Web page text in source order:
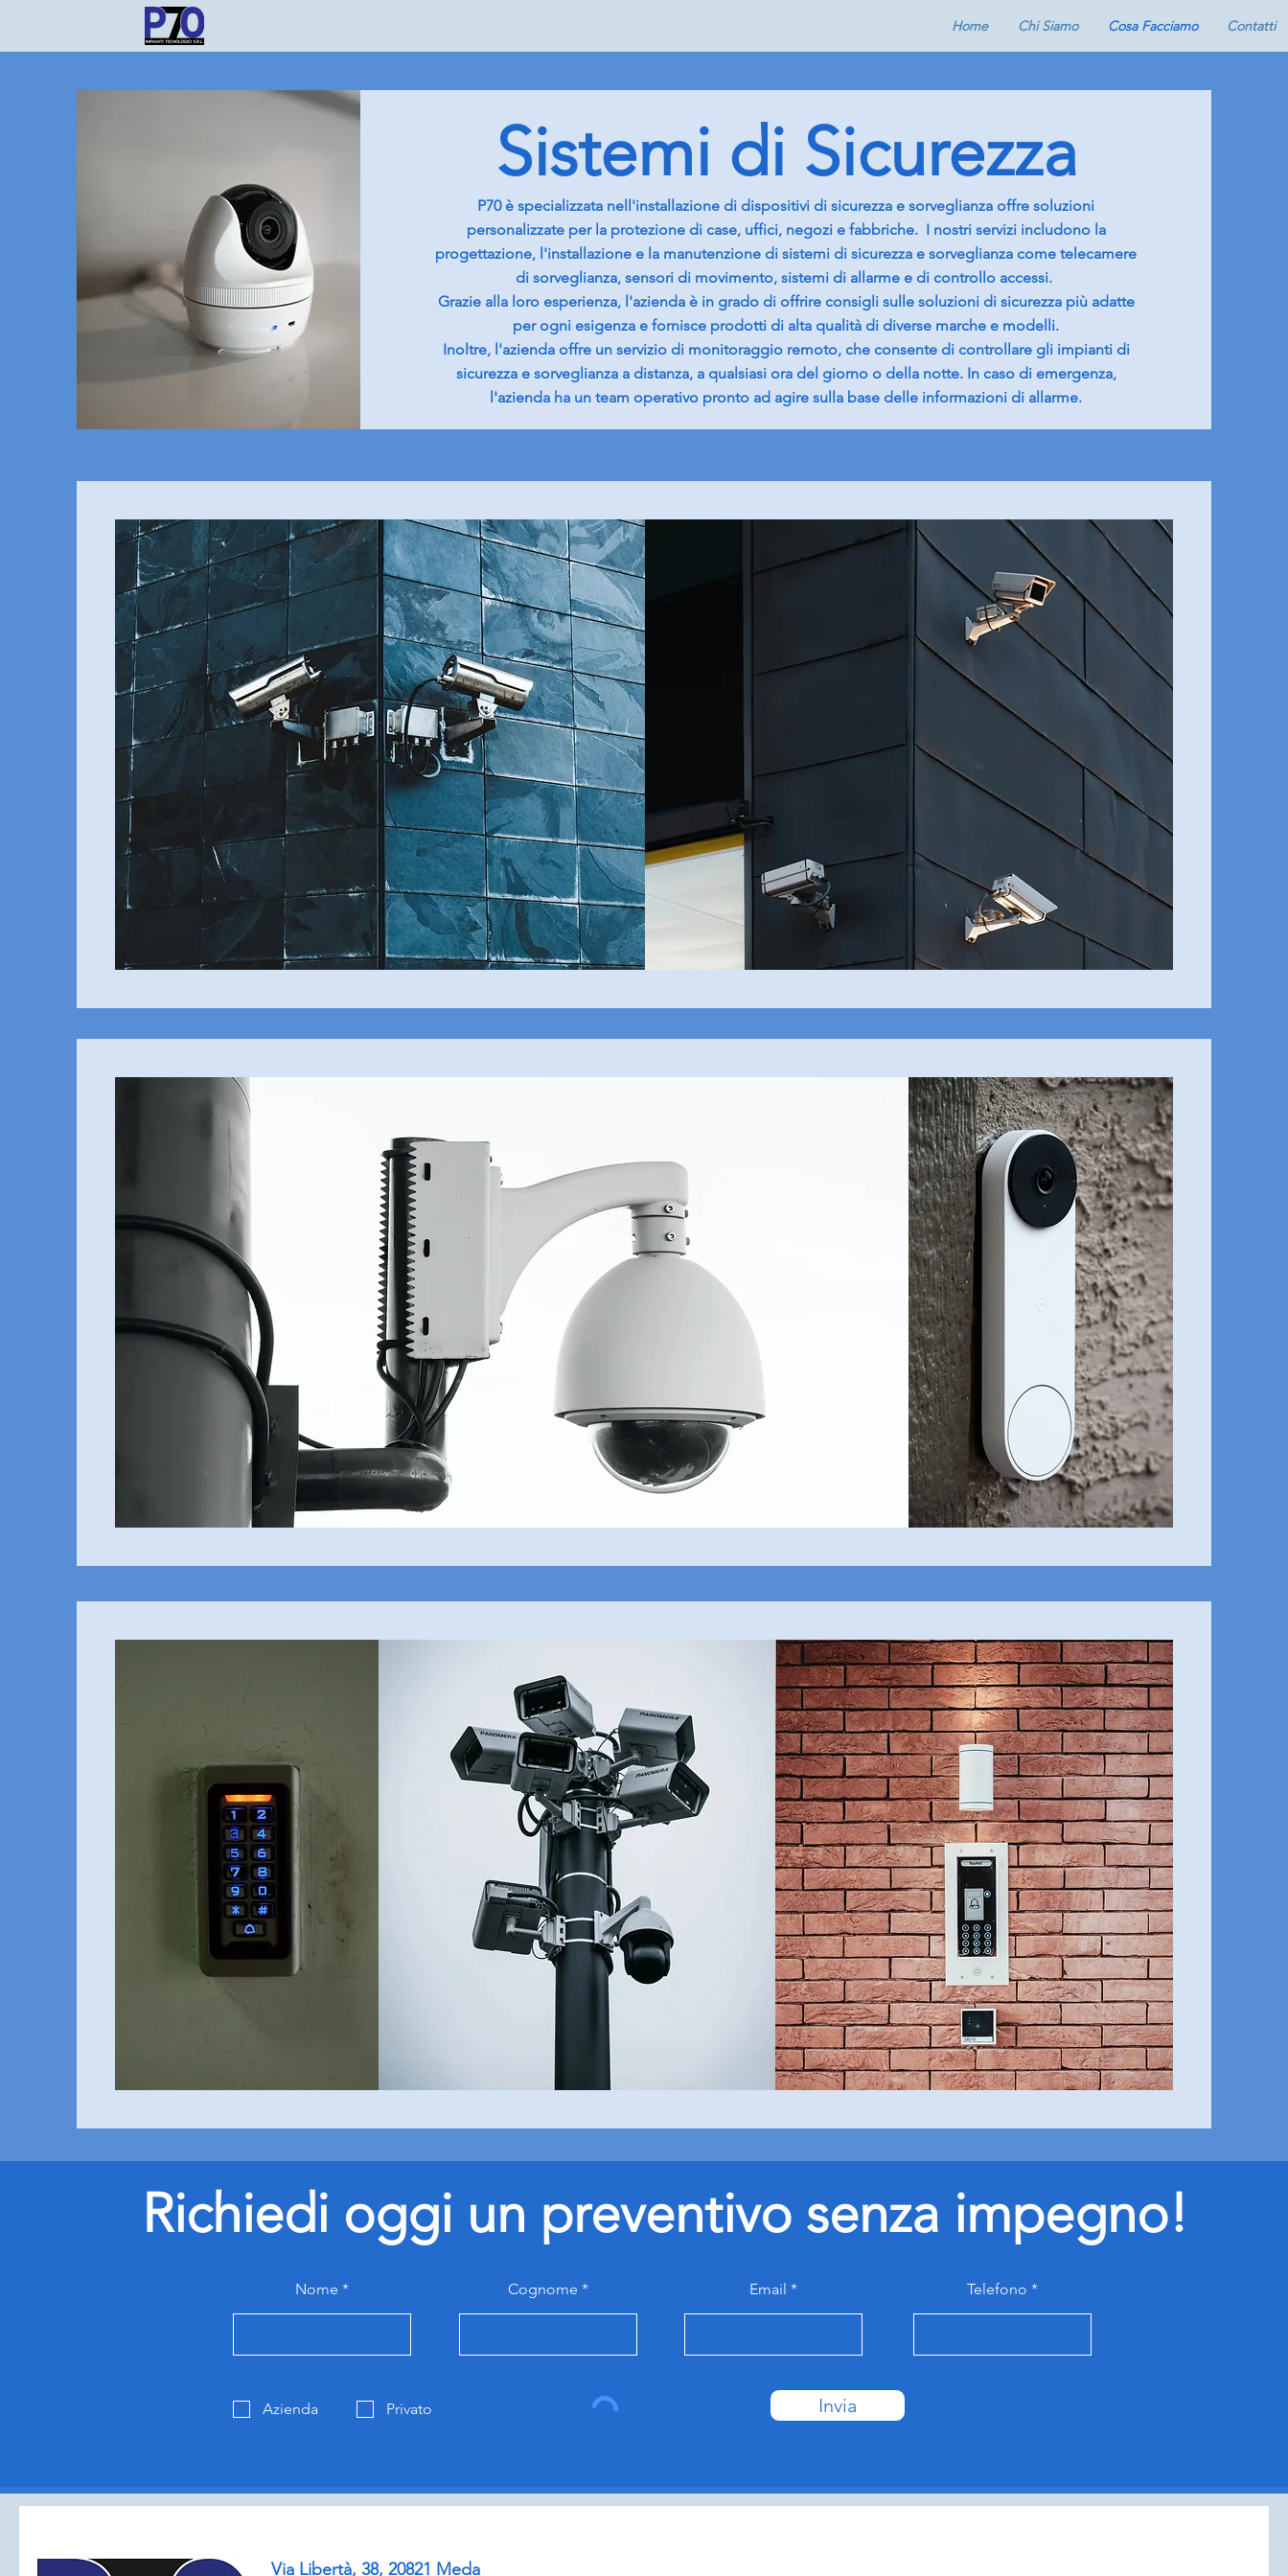
Home Chi Siamo Cosa Facciamo Contatti
Sistemi di Sicurezza
P70 è specializzata nell'installazione di dispositivi di sicurezza e sorveglianza offre soluzioni
personalizzate per la protezione di case, uffici, negozi e fabbriche. I nostri servizi includono la
progettazione, l'installazione e la manutenzione di sistemi di sicurezza e sorveglianza come telecamere
di sorveglianza, sensori di movimento, sistemi di allarme e di controllo accessi.
Grazie alla loro esperienza, l'azienda è in grado di offrire consigli sulle soluzioni di sicurezza più adatte
per ogni esigenza e fornisce prodotti di alta qualità di diverse marche e modelli.
Inoltre, l'azienda offre un servizio di monitoraggio remoto, che consente di controllare gli impianti di
sicurezza e sorveglianza a distanza, a qualsiasi ora del giorno o della notte. In caso di emergenza,
l'azienda ha un team operativo pronto ad agire sulla base delle informazioni di allarme.
Richiedi oggi un preventivo senza impegno!
Nome Cognome Email Telefono
Azienda Privato Invia
Via Libertà, 38, 20821 Meda